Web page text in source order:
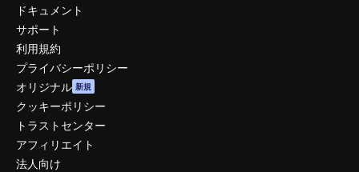
ドキュメント
サポート
利用規約
プライバシーポリシー
オリジナル 新規
クッキーポリシー
トラストセンター
アフィリエイト
法人向け